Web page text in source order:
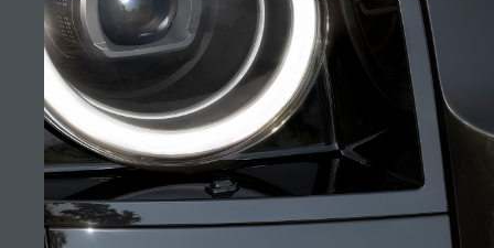
INTÉRIEUR
(4)
POLITIQUE DE CONFIDENTIALITÉ
SITEMAP
JAGUAR LAND ROVER CORPORATE